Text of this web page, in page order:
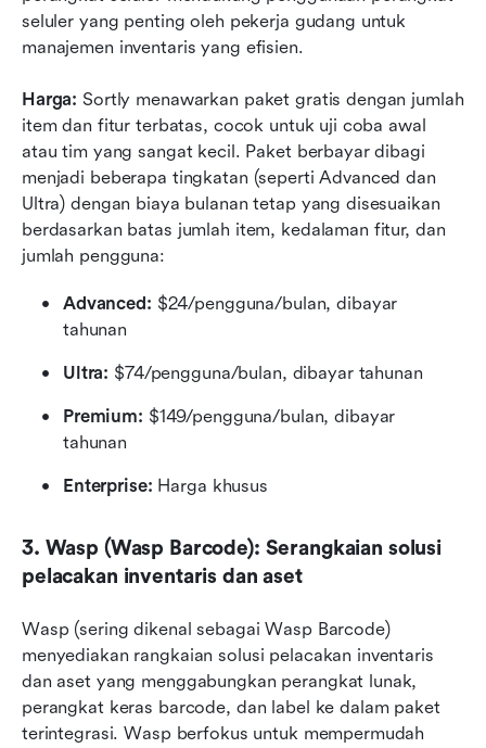
seluler yang penting oleh pekerja gudang untuk
manajemen inventaris yang efisien.
Harga: Sortly menawarkan paket gratis dengan jumlah
item dan fitur terbatas, cocok untuk uji coba awal
atau tim yang sangat kecil. Paket berbayar dibagi
menjadi beberapa tingkatan (seperti Advanced dan
Ultra) dengan biaya bulanan tetap yang disesuaikan
berdasarkan batas jumlah item, kedalaman fitur, dan
jumlah pengguna:
Advanced: $24/pengguna/bulan, dibayar
tahunan
Ultra: $74/pengguna/bulan, dibayar tahunan
Premium: $149/pengguna/bulan, dibayar
tahunan
Enterprise: Harga khusus
3. Wasp (Wasp Barcode): Serangkaian solusi
pelacakan inventaris dan aset
Wasp (sering dikenal sebagai Wasp Barcode)
menyediakan rangkaian solusi pelacakan inventaris
dan aset yang menggabungkan perangkat lunak,
perangkat keras barcode, dan label ke dalam paket
terintegrasi. Wasp berfokus untuk mempermudah